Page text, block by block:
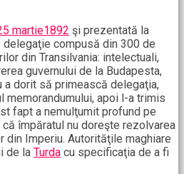
martie1892 şi prezentată la
delegaţie compusă din 300 de
din Transilvania: intelectuali,
guvernului de la Budapesta,
a dorit să primească delegaţia,
memorandumului, apoi l-a trimis
fapt a nemulţumit profund pe
împăratul nu doreşte rezolvarea
Imperiu. Autorităţile maghiare
de la Turda cu specificaţia de a fi